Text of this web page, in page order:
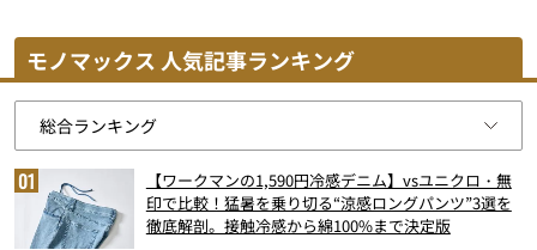
モノマックス 人気記事ランキング
【ワークマンの1,590円冷感デニム】vsユニクロ・無
印で比較！猛暑を乗り切る“涼感ロングパンツ”3選を
徹底解剖。接触冷感から綿100%まで決定版